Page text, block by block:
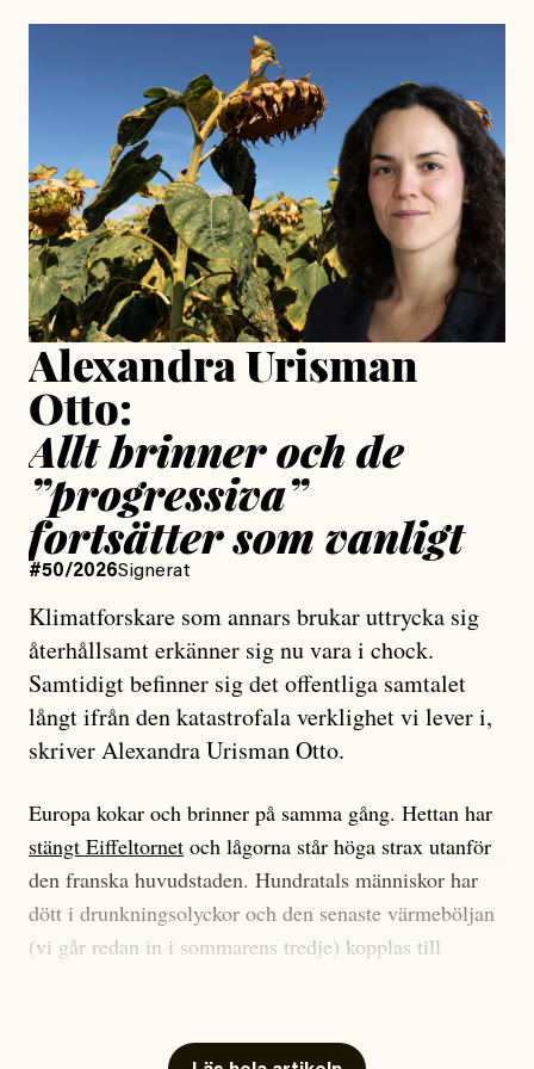
Jonas Lundström
Publicerad24 July, 2026
#23/2026
Jesper Lundby: ”Livet i sig
är ganska politiskt”
Jesper Lundby
Publicerad15 July, 2026
Uppdaterad15 July, 2026
Alexandra Urisman
Otto:
Allt brinner och de
”progressiva”
fortsätter som vanligt
#50/2026Signerat
Klimatforskare som annars brukar uttrycka sig
återhållsamt erkänner sig nu vara i chock.
Samtidigt befinner sig det offentliga samtalet
långt ifrån den katastrofala verklighet vi lever i,
skriver Alexandra Urisman Otto.
Europa kokar och brinner på samma gång. Hettan har
stängt Eiffeltornet och lågorna står höga strax utanför
den franska huvudstaden. Hundratals människor har
dött i drunkningsolyckor och den senaste värmeböljan
(vi går redan in i sommarens tredje) kopplas till
Har du också panik i hettan? Känns det som en